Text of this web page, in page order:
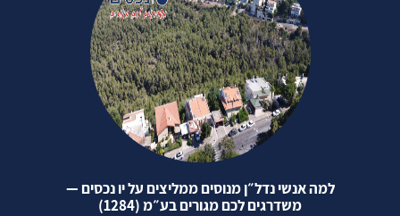
למה אנשי נדל״ן מנוסים ממליצים על יו נכסים —
משדרגים לכם מגורים בע״מ (1284)